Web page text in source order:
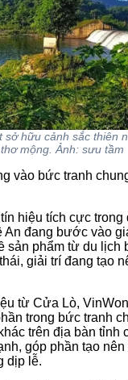
sở hữu cảnh sắc thiên
thơ mộng. Ảnh: sưu tầm
vào bức tranh
hiệu tích cực trong
An đang bước vào
sản phẩm từ du lịch
giải trí đang tạo
từ Cửa Lò,
trong bức tranh
trên địa bàn tỉnh
góp phần tạo
dịp lễ.